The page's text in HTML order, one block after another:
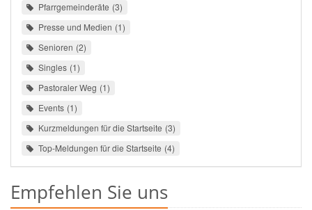
Pfarrgemeinderäte 3
Presse und Medien 1
Senioren 2
Singles 1
Pastoraler Weg 1
Events 1
Kurzmeldungen für die Startseite 3
Top-Meldungen für die Startseite 4
Empfehlen Sie uns